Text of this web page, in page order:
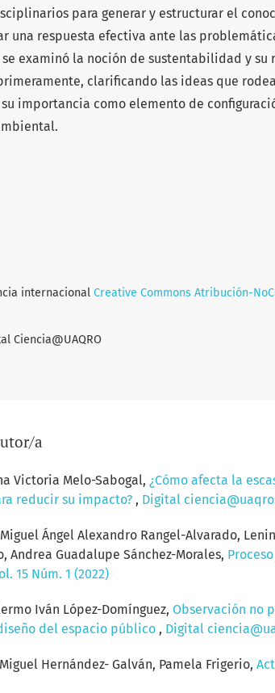
para generar y estructurar el
una respuesta efectiva ante las
examinó la noción de sustentabilidad y su
clarificando las ideas que
importancia como elemento de
internacional Creative Commons Atribución-
Ciencia@UAQRO
a
Victoria Melo-Sabogal, ¿Cómo afecta la
reducir su impacto? , Digital
Ángel Alexandro Rangel-Alvarado,
Guadalupe Sánchez-Morales,
15 Núm. 1 (2022)
Iván López-Domínguez, Observación no
del espacio público , Digital
Hernández- Galván, Pamela Frigerio,